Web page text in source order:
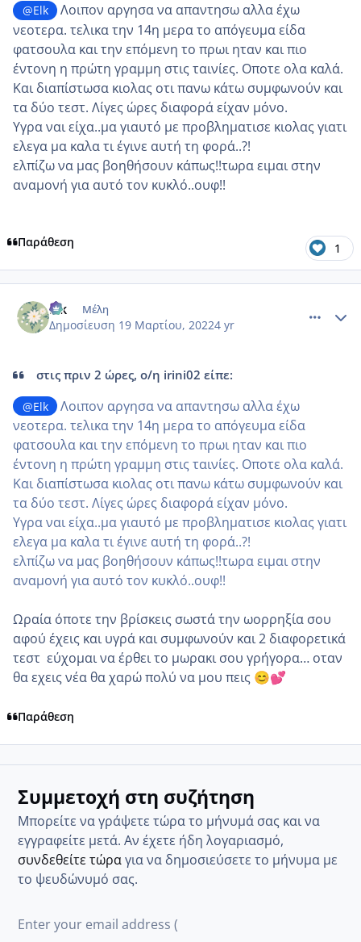
@Elk
Λοιπον αργησα να απαντησω αλλα έχω
νεοτερα. τελικα την 14η μερα το απόγευμα είδα
φατσουλα και την επόμενη το πρωι ηταν και πιο
έντονη η πρώτη γραμμη στις ταινίες. Οποτε ολα καλά.
Και διαπίστωσα κιολας οτι πανω κάτω συμφωνούν και
τα δύο τεστ. Λίγες ώρες διαφορά είχαν μόνο.
Υγρα ναι είχα..μα γιαυτό με προβληματισε κιολας γιατι
ελεγα μα καλα τι έγινε αυτή τη φορά..?!
ελπίζω να μας βοηθήσουν κάπως!!τωρα ειμαι στην
αναμονή για αυτό τον κυκλό..ουφ!!
Παράθεση 1
Elk Μέλη
Δημοσίευση 19 Μαρτίου, 20224 yr
στις πριν 2 ώρες, ο/η irini02 είπε:
@Elk
Λοιπον αργησα να απαντησω αλλα έχω
νεοτερα. τελικα την 14η μερα το απόγευμα είδα
φατσουλα και την επόμενη το πρωι ηταν και πιο
έντονη η πρώτη γραμμη στις ταινίες. Οποτε ολα καλά.
Και διαπίστωσα κιολας οτι πανω κάτω συμφωνούν και
τα δύο τεστ. Λίγες ώρες διαφορά είχαν μόνο.
Υγρα ναι είχα..μα γιαυτό με προβληματισε κιολας γιατι
ελεγα μα καλα τι έγινε αυτή τη φορά..?!
ελπίζω να μας βοηθήσουν κάπως!!τωρα ειμαι στην
αναμονή για αυτό τον κυκλό..ουφ!!
Ωραία όποτε την βρίσκεις σωστά την ωορρηξία σου
αφού έχεις και υγρά και συμφωνούν και 2 διαφορετικά
τεστ εύχομαι να έρθει το μωρακι σου γρήγορα… οταν
θα εχεις νέα θα χαρώ πολύ να μου πεις 😊💕
Παράθεση
Συμμετοχή στη συζήτηση
Μπορείτε να γράψετε τώρα το μήνυμά σας και να
εγγραφείτε μετά. Αν έχετε ήδη λογαριασμό,
συνδεθείτε τώραγια να δημοσιεύσετε το μήνυμα με
το ψευδώνυμό σας.